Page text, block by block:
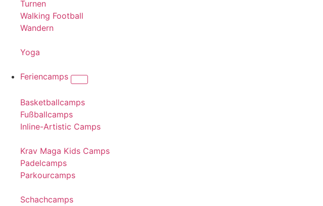
Turnen
Walking Football
Wandern
Yoga
Feriencamps
Basketballcamps
Fußballcamps
Inline-Artistic Camps
Krav Maga Kids Camps
Padelcamps
Parkourcamps
Schachcamps